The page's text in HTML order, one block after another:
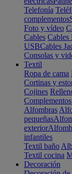
Telefonía
complementos
Foto y vídeo
Cables
USBCables
Consolas y
Textil
Ropa de cama
Cortinas y
Cojines
Alfombras
pequeñas
exterior
infantiles
Textil baño
Textil cocina
Decoración